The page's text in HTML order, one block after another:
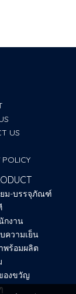
US
POLICY
ยม-บรรจุภัณฑ์
กงาน
ความเย็น
พร้อมผลิต
องขวัญ